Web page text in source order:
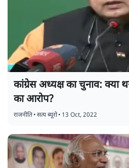
कांग्रेस अध्यक्ष का चुनाव: क्या
का आरोप?
राजनीति•सत्य ब्यूरो• 13 Oct, 2022